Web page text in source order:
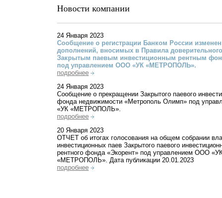
Новости компании
24 Января 2023
Сообщение о регистрации Банком России
дополнений, вносимых в Правила
Закрытым паевым инвестиционным рентным
под управлением ООО «УК «МЕТРОПОЛЬ».
подробнее
24 Января 2023
Сообщение о прекращении Закрытого паевого
фонда недвижимости «Метрополь Олимп» под
«УК «МЕТРОПОЛЬ».
подробнее
20 Января 2023
ОТЧЕТ об итогах голосования на общем собрании
инвестиционных паев Закрытого паевого
рентного фонда «Экорент» под управлением ООО
«МЕТРОПОЛЬ». Дата публикации 20.01.2023
подробнее